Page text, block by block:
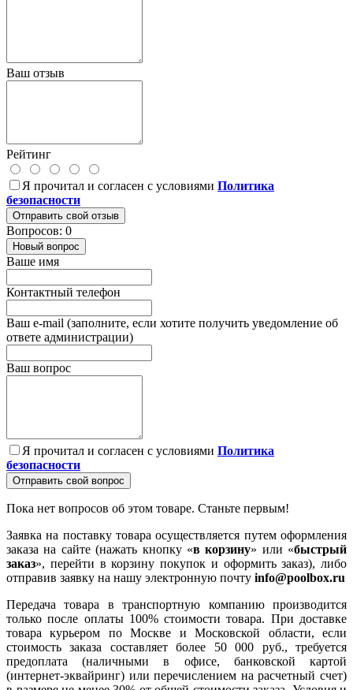
Ваш отзыв
Рейтинг
Я прочитал и согласен с условиями Политика
безопасности
Отправить свой отзыв
Вопросов: 0
Новый вопрос
Ваше имя
Контактный телефон
Ваш e-mail (заполните, если хотите получить уведомление об
ответе администрации)
Ваш вопрос
Я прочитал и согласен с условиями Политика
безопасности
Отправить свой вопрос
Пока нет вопросов об этом товаре. Станьте первым!
Заявка на поставку товара осуществляется путем оформления
заказа на сайте (нажать кнопку «в корзину» или «быстрый
заказ», перейти в корзину покупок и оформить заказ), либо
отправив заявку на нашу электронную почту info@poolbox.ru
Передача товара в транспортную компанию производится
только после оплаты 100% стоимости товара. При доставке
товара курьером по Москве и Московской области, если
стоимость заказа составляет более 50 000 руб., требуется
предоплата (наличными в офисе, банковской картой
(интернет-эквайринг) или перечислением на расчетный счет)